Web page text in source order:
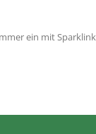
ein mit